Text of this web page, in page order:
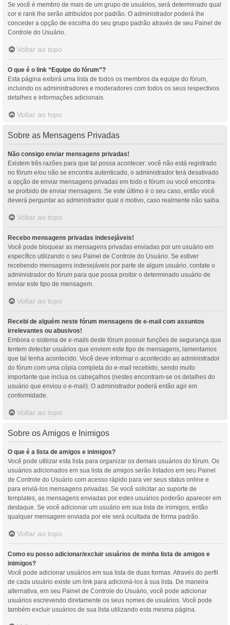
Se você é membro de mais de um grupo de usuários, será determinado qual
cor e rank lhe serão atribuídos por padrão. O administrador poderá lhe
conceder a opção de escolha do seu grupo padrão através de seu Painel de
Controle do Usuário.
Voltar ao topo
O que é o link “Equipe do fórum”?
Esta página exibirá uma lista de todos os membros da equipe do fórum,
incluindo os administradores e moderadores com todos os seus respectivos
detalhes e informações adicionais.
Voltar ao topo
Sobre as Mensagens Privadas
Não consigo enviar mensagens privadas!
Existem três razões para que tal possa acontecer: você não está registrado
no fórum e/ou não se encontra autenticado, o administrador terá desativado
a opção de enviar mensagens privadas em todo o fórum ou você encontra-
se proibido de enviar mensagens. Se este último é o seu caso, então você
deverá perguntar ao administrador qual o motivo, caso realmente não saiba.
Voltar ao topo
Recebo mensagens privadas indesejáveis!
Você pode bloquear as mensagens privadas enviadas por um usuário em
específico utilizando o seu Painel de Controle do Usuário. Se estiver
recebendo mensagens indesejáveis por parte de algum usuário, contate o
administrador do fórum para que possa proibir o determinado usuário de
enviar este tipo de mensagem.
Voltar ao topo
Recebi de alguém neste fórum mensagens de e-mail com assuntos
irrelevantes ou abusivos!
Embora o sistema de e-mails deste fórum possuir funções de segurança que
tentem detectar usuários que enviem este tipo de mensagens, lamentamos
que tal tenha acontecido. Você deve informar o acontecido ao administrador
do fórum com uma cópia completa do e-mail recebido, sendo muito
importante que inclua os cabeçalhos (nestes encontram-se os detalhes do
usuário que enviou o e-mail). O administrador poderá então agir em
conformidade.
Voltar ao topo
Sobre os Amigos e Inimigos
O que é a lista de amigos e inimigos?
Você pode utilizar esta lista para organizar os demais usuários do fórum. Os
usuários adicionados em sua lista de amigos serão listados em seu Painel
de Controle do Usuário com acesso rápido para ver seus status online e
para enviá-los mensagens privadas. Se você solicitar ao suporte de
templates, as mensagens enviadas por estes usuários poderão aparecer em
destaque. Se você adicionar um usuário em sua lista de inimigos, então
qualquer mensagem enviada por ele será ocultada de forma padrão.
Voltar ao topo
Como eu posso adicionar/excluir usuários de minha lista de amigos e
inimigos?
Você pode adicionar usuários em sua lista de duas formas. Através do perfil
de cada usuário existe um link para adicioná-los à sua lista. De maneira
alternativa, em seu Painel de Controle do Usuário, você pode adicionar
usuários escrevendo diretamente os seus nomes de usuários. Você pode
também excluir usuários de sua lista utilizando esta mesma página.